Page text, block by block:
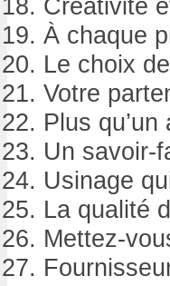
Créativité
À chaque
Le choix
Votre
Plus
Un savoir-
Usinage
La qualité
Mettez-